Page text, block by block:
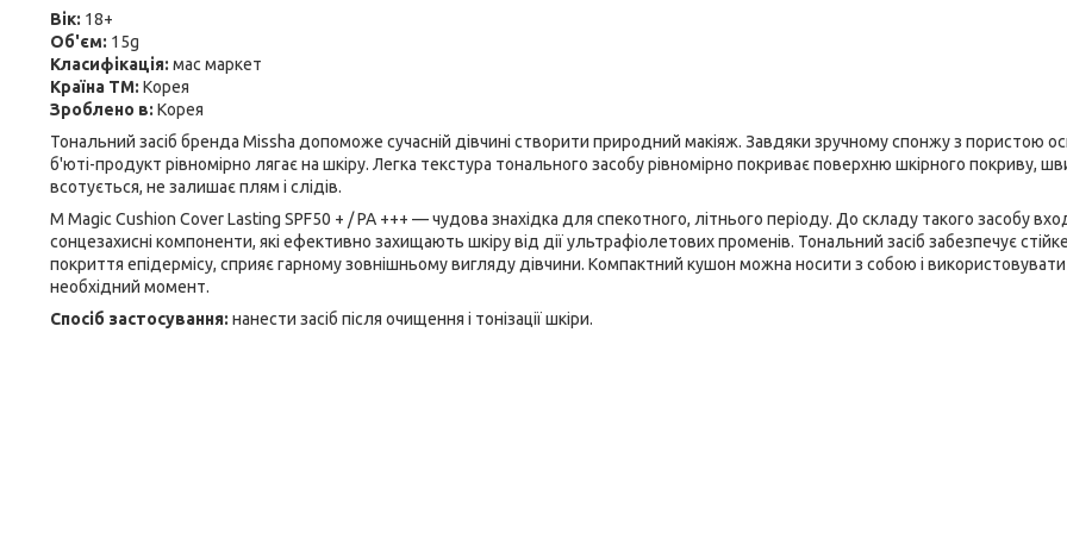
Вік: 18+
Об'єм: 15g
Класифікація: мас маркет
Країна ТМ: Корея
Зроблено в: Корея
Тональний засіб бренда Missha допоможе сучасній дівчині створити природний макіяж. Завдяки зручному спонжу з пористою
б'юті-продукт рівномірно лягає на шкіру. Легка текстура тонального засобу рівномірно покриває поверхню шкірного покриву,
всотується, не залишає плям і слідів.
M Magic Cushion Cover Lasting SPF50 + / PA +++ — чудова знахідка для спекотного, літнього періоду. До складу такого засобу
сонцезахисні компоненти, які ефективно захищають шкіру від дії ультрафіолетових променів. Тональний засіб забезпечує стійке
покриття епідермісу, сприяє гарному зовнішньому вигляду дівчини. Компактний кушон можна носити з собою і
необхідний момент.
Спосіб застосування: нанести засіб після очищення і тонізації шкіри.